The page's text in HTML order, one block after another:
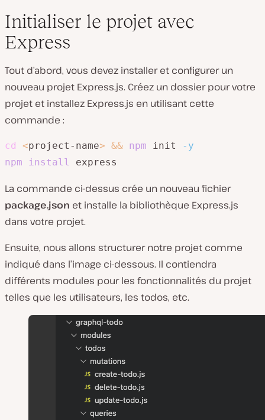
Initialiser le projet avec
Express
Tout d’abord, vous devez installer et configurer un
nouveau projet Express.js. Créez un dossier pour votre
projet et installez Express.js en utilisant cette
commande :
cd <project-name> && npm init
-y
npm
install express
La commande ci-dessus crée un nouveau fichier
package.json et installe la bibliothèque Express.js
dans votre projet.
Ensuite, nous allons structurer notre projet comme
indiqué dans l’image ci-dessous. Il contiendra
différents modules pour les fonctionnalités du projet
telles que les utilisateurs, les todos, etc.